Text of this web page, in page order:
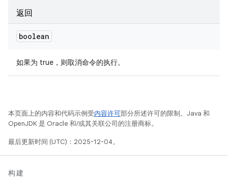
返回
boolean
如果为 true，则取消命令的执行。
本页面上的内容和代码示例受内容许可部分所述许可的限制。Java 和
OpenJDK 是 Oracle 和/或其关联公司的注册商标。
最后更新时间 (UTC)：2025-12-04。
构建